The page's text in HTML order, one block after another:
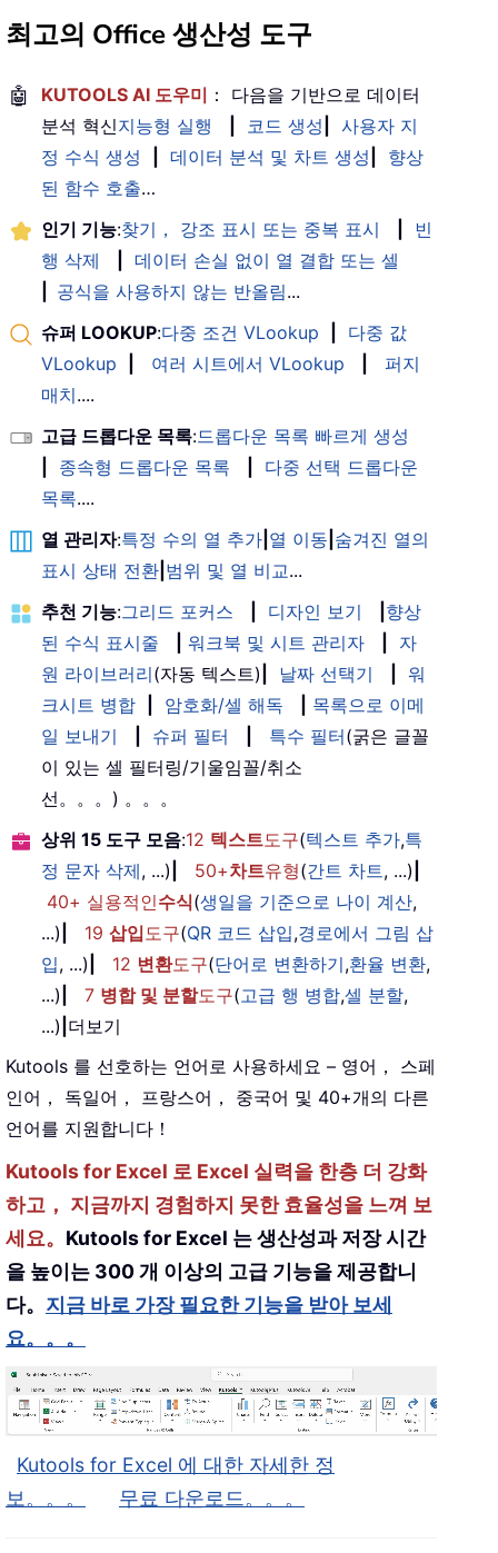
최고의 Office 생산성 도구
🤖 KUTOOLS AI 도우미 ： 다음을 기반으로 데이터
분석 혁신지능형 실행 코드 생성
사용자 지
정 수식 생성
데이터 분석 및 차트 생성
향상
된 함수 호출…
인기 기능:찾기， 강조 표시 또는 중복 표시
빈
행 삭제
데이터 손실 없이 열 결합 또는 셀
공식을 사용하지 않는 반올림...
슈퍼 LOOKUP:다중 조건 VLookup
다중 값
VLookup
여러 시트에서 VLookup
퍼지
매치....
고급 드롭다운 목록:드롭다운 목록 빠르게 생성
종속형 드롭다운 목록
다중 선택 드롭다운
목록....
열 관리자:특정 수의 열 추가 열 이동 숨겨진 열의
표시 상태 전환 범위 및 열 비교...
추천 기능:그리드 포커스 디자인 보기
향상
된 수식 표시줄
워크북 및 시트 관리자
자
원 라이브러리(자동 텍스트) 날짜 선택기
워
크시트 병합
암호화/셀 해독
목록으로 이메
일 보내기
슈퍼 필터 특수 필터(굵은 글꼴
이 있는 셀 필터링/기울임꼴/취소
선。。。) 。。。
상위 15 도구 모음:12 텍스트도구(텍스트 추가,특
정 문자 삭제, ...) 50+차트유형(간트 차트, ...)
40+ 실용적인수식(생일을 기준으로 나이 계산,
...)
19 삽입도구(QR 코드 삽입,경로에서 그림 삽
입, ...) 12 변환도구(단어로 변환하기,환율 변환,
...)
7 병합 및 분할도구(고급 행 병합,셀 분할,
...) 더보기
Kutools 를 선호하는 언어로 사용하세요 – 영어， 스페
인어， 독일어， 프랑스어， 중국어 및 40+개의 다른
언어를 지원합니다！
Kutools for Excel 로 Excel 실력을 한층 더 강화
하고， 지금까지 경험하지 못한 효율성을 느껴 보
세요。 Kutools for Excel 는 생산성과 저장 시간
을 높이는 300 개 이상의 고급 기능을 제공합니
다。 지금 바로 가장 필요한 기능을 받아 보세
요。。。
Kutools for Excel 에 대한 자세한 정
보。。。
무료 다운로드。。。